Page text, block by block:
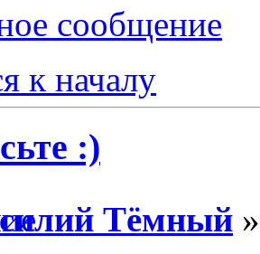
сообщение
к началу
:)
Тёмный